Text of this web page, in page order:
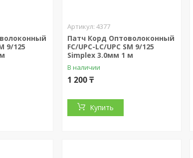
9/125
4377
Патч Корд Оптоволоконный
FС/UPC-LC/UPC SM 9/125
Simplex 3.0мм 1 м
В наличии
1 200 ₸
Купить